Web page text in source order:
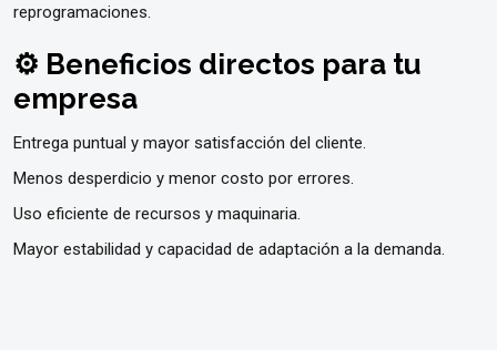
reprogramaciones.
⚙️ Beneficios directos para tu
empresa
Entrega puntual y mayor satisfacción del cliente.
Menos desperdicio y menor costo por errores.
Uso eficiente de recursos y maquinaria.
Mayor estabilidad y capacidad de adaptación a la demanda.